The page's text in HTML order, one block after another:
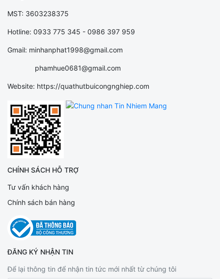
MST: 3603238375
Hotline: 0933 775 345 - 0986 397 959
Gmail: minhanphat1998@gmail.com
phamhue0681@gmail.com
Website: https://quathutbuicongnghiep.com
CHÍNH SÁCH HỖ TRỢ
Tư vấn khách hàng
Chính sách bán hàng
ĐĂNG KÝ NHẬN TIN
Để lại thông tin để nhận tin tức mới nhất từ chúng tôi